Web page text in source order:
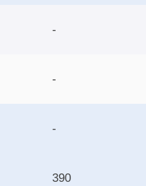
-
-
-
390